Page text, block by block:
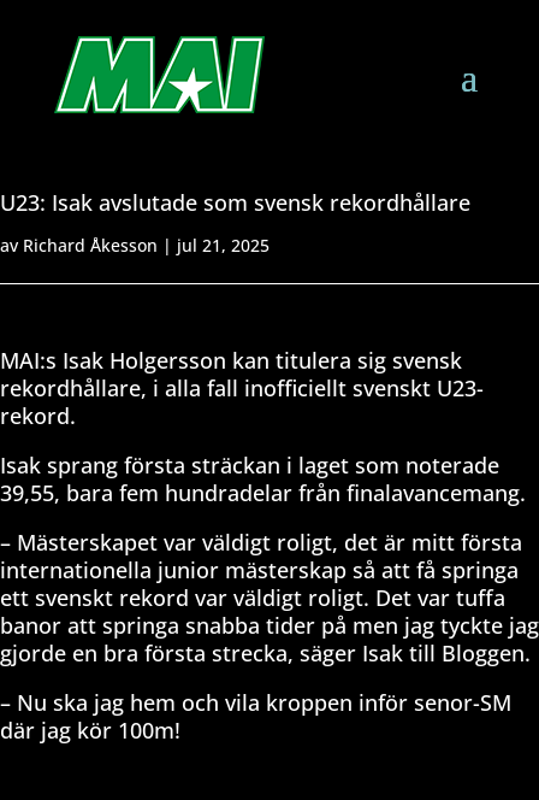
U23: Isak avslutade som svensk rekordhållare
av Richard Åkesson | jul 21, 2025
MAI:s Isak Holgersson kan titulera sig svensk
rekordhållare, i alla fall inofficiellt svenskt U23-
rekord.
Isak sprang första sträckan i laget som noterade
39,55, bara fem hundradelar från finalavancemang.
– Mästerskapet var väldigt roligt, det är mitt första
internationella junior mästerskap så att få springa
ett svenskt rekord var väldigt roligt. Det var tuffa
banor att springa snabba tider på men jag tyckte jag
gjorde en bra första strecka, säger Isak till Bloggen.
– Nu ska jag hem och vila kroppen inför senor-SM
där jag kör 100m!